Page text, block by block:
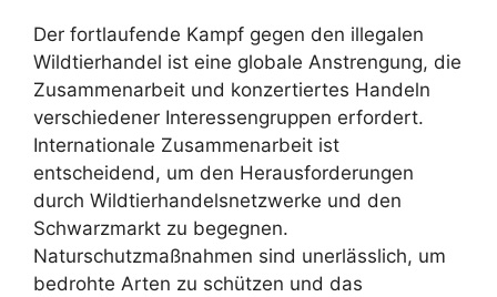
Der fortlaufende Kampf gegen den illegalen
Wildtierhandel ist eine globale Anstrengung, die
Zusammenarbeit und konzertiertes Handeln
verschiedener Interessengruppen erfordert.
Internationale Zusammenarbeit ist
entscheidend, um den Herausforderungen
durch Wildtierhandelsnetzwerke und den
Schwarzmarkt zu begegnen.
Naturschutzmaßnahmen sind unerlässlich, um
bedrohte Arten zu schützen und das